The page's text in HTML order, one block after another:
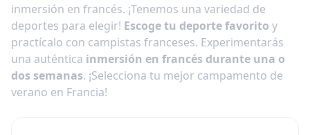
inmersión en francés. ¡Tenemos una variedad de
deportes para elegir! Escoge tu deporte favorito y
practícalo con campistas franceses. Experimentarás
una auténtica inmersión en francés durante una o
dos semanas. ¡Selecciona tu mejor campamento de
verano en Francia!